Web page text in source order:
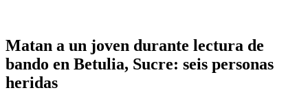
Matan a un joven durante lectura de
bando en Betulia, Sucre: seis personas
heridas